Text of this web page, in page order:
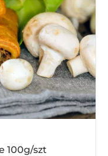
100g/szt